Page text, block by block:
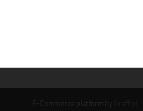
E-Commerce platform by